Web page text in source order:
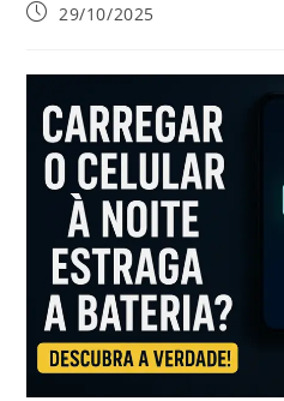
29/10/2025